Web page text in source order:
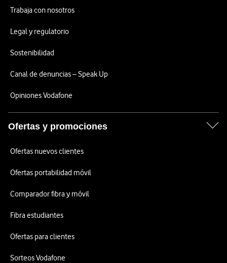
Trabaja con nosotros
Legal y regulatorio
Sostenibilidad
Canal de denuncias – Speak Up
Opiniones Vodafone
Ofertas y promociones
Ofertas nuevos clientes
Ofertas portabilidad móvil
Comparador fibra y móvil
Fibra estudiantes
Ofertas para clientes
Sorteos Vodafone